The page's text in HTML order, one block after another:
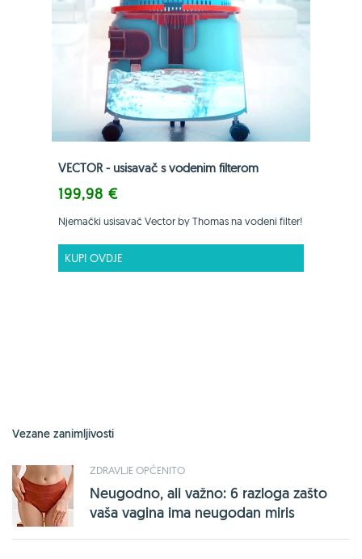
VECTOR - usisavač s vodenim filterom
199,98 €
Njemački usisavač Vector by Thomas na vodeni filter!
KUPI OVDJE
Vezane zanimljivosti
ZDRAVLJE OPĆENITO
Neugodno, ali važno: 6 razloga zašto
vaša vagina ima neugodan miris